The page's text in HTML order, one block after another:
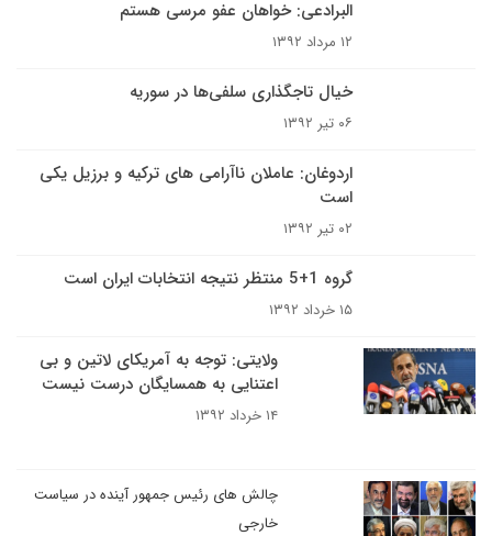
البرادعی: خواهان عفو مرسی هستم
۱۲ مرداد ۱۳۹۲
خیال تاجگذاری سلفی‌ها در سوریه
۰۶ تیر ۱۳۹۲
اردوغان: عاملان ناآرامی های ترکیه و برزیل یکی
است
۰۲ تیر ۱۳۹۲
گروه 1+5 منتظر نتیجه انتخابات ایران است
۱۵ خرداد ۱۳۹۲
ولایتی: توجه به آمریکای لاتین و بی
اعتنایی به همسایگان درست نیست
۱۴ خرداد ۱۳۹۲
چالش های رئیس جمهور آینده در سیاست
خارجی